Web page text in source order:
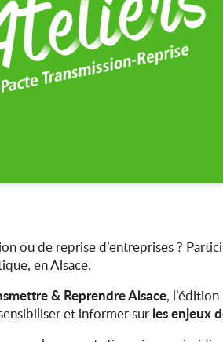
ou de reprise d’entreprises ?
en Alsace.
& Reprendre Alsace,
et informer sur les enjeux